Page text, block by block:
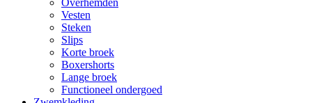
Overhemden
Vesten
Steken
Slips
Korte broek
Boxershorts
Lange broek
Functioneel ondergoed